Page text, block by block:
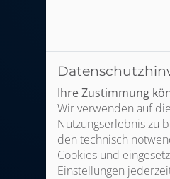
Ihre Zustimmung
Wir verwenden auf
Nutzungserlebnis zu
den technisch
Cookies und
Einstellungen